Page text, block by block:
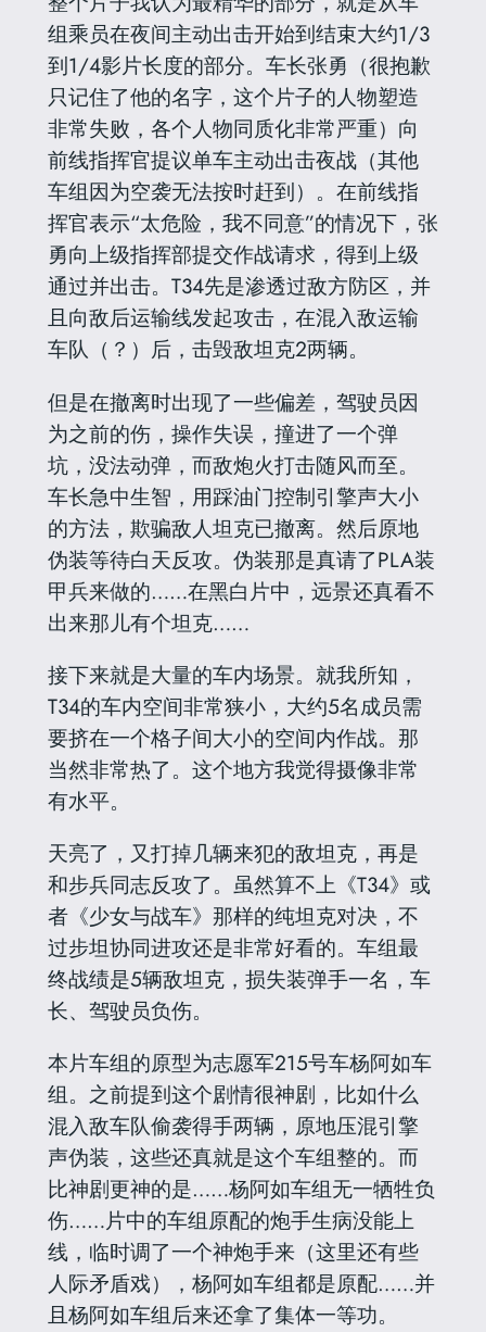
组乘员在夜间主动出击开始到结束大约1/3
到1/4影片长度的部分。车长张勇（很抱歉
只记住了他的名字，这个片子的人物塑造
非常失败，各个人物同质化非常严重）向
前线指挥官提议单车主动出击夜战（其他
车组因为空袭无法按时赶到）。在前线指
挥官表示“太危险，我不同意”的情况下，张
勇向上级指挥部提交作战请求，得到上级
通过并出击。T34先是渗透过敌方防区，并
且向敌后运输线发起攻击，在混入敌运输
车队（？）后，击毁敌坦克2两辆。
但是在撤离时出现了一些偏差，驾驶员因
为之前的伤，操作失误，撞进了一个弹
坑，没法动弹，而敌炮火打击随风而至。
车长急中生智，用踩油门控制引擎声大小
的方法，欺骗敌人坦克已撤离。然后原地
伪装等待白天反攻。伪装那是真请了PLA装
甲兵来做的……在黑白片中，远景还真看不
出来那儿有个坦克……
接下来就是大量的车内场景。就我所知，
T34的车内空间非常狭小，大约5名成员需
要挤在一个格子间大小的空间内作战。那
当然非常热了。这个地方我觉得摄像非常
有水平。
天亮了，又打掉几辆来犯的敌坦克，再是
和步兵同志反攻了。虽然算不上《T34》或
者《少女与战车》那样的纯坦克对决，不
过步坦协同进攻还是非常好看的。车组最
终战绩是5辆敌坦克，损失装弹手一名，车
长、驾驶员负伤。
本片车组的原型为志愿军215号车杨阿如车
组。之前提到这个剧情很神剧，比如什么
混入敌车队偷袭得手两辆，原地压混引擎
声伪装，这些还真就是这个车组整的。而
比神剧更神的是……杨阿如车组无一牺牲负
伤……片中的车组原配的炮手生病没能上
线，临时调了一个神炮手来（这里还有些
人际矛盾戏），杨阿如车组都是原配……并
且杨阿如车组后来还拿了集体一等功。